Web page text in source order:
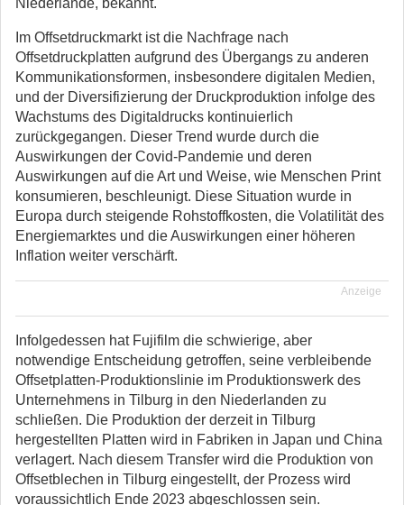
Niederlande, bekannt.
Im Offsetdruckmarkt ist die Nachfrage nach
Offsetdruckplatten aufgrund des Übergangs zu anderen
Kommunikationsformen, insbesondere digitalen Medien,
und der Diversifizierung der Druckproduktion infolge des
Wachstums des Digitaldrucks kontinuierlich
zurückgegangen. Dieser Trend wurde durch die
Auswirkungen der Covid-Pandemie und deren
Auswirkungen auf die Art und Weise, wie Menschen Print
konsumieren, beschleunigt. Diese Situation wurde in
Europa durch steigende Rohstoffkosten, die Volatilität des
Energiemarktes und die Auswirkungen einer höheren
Inflation weiter verschärft.
Anzeige
Infolgedessen hat Fujifilm die schwierige, aber
notwendige Entscheidung getroffen, seine verbleibende
Offsetplatten-Produktionslinie im Produktionswerk des
Unternehmens in Tilburg in den Niederlanden zu
schließen. Die Produktion der derzeit in Tilburg
hergestellten Platten wird in Fabriken in Japan und China
verlagert. Nach diesem Transfer wird die Produktion von
Offsetblechen in Tilburg eingestellt, der Prozess wird
voraussichtlich Ende 2023 abgeschlossen sein.